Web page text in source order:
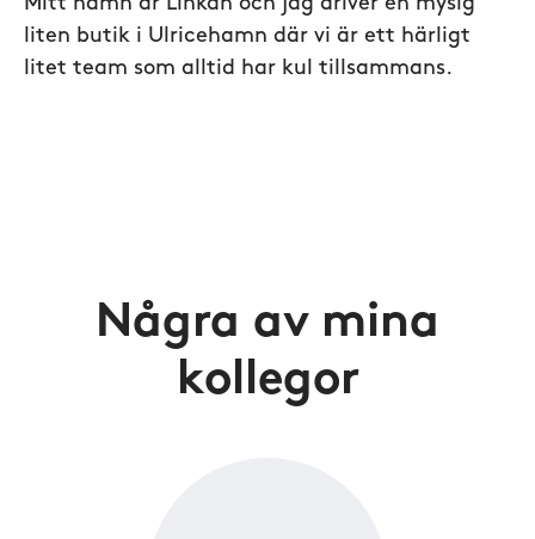
liten butik i Ulricehamn där vi är ett härligt
litet team som alltid har kul tillsammans.
Några av mina
kollegor